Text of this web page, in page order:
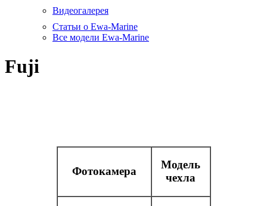
Видеогалерея
Статьи о Ewa-Marine
Все модели Ewa-Marine
Fuji
Фотокамера
Модель
чехла